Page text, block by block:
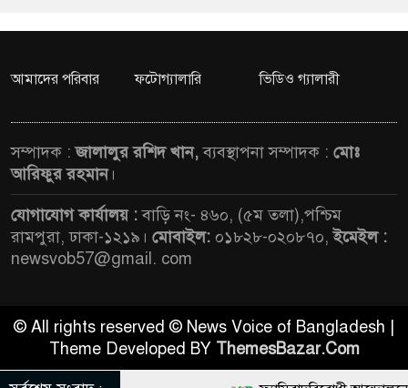
আমাদের পরিবার ফটোগ্যালারি ভিডিও গ্যালারী
সম্পাদক :জালালুর রশিদ খান,ব্যবস্থাপনা সম্পাদক : মোঃ
আরিফুর রহমান।
যোগাযোগ কার্যালয় :বাড়ি নং- ৪৬০, (৫ম তলা),পশ্চিম
রামপুরা, ঢাকা-১২১৯। মোবাইল: ০১৮২৮-০২০৮৭০,ইমেইল :
newsvob57@gmail. com
© All rights reserved © News Voice of Bangladesh |
Theme Developed BY ThemesBazar.Com